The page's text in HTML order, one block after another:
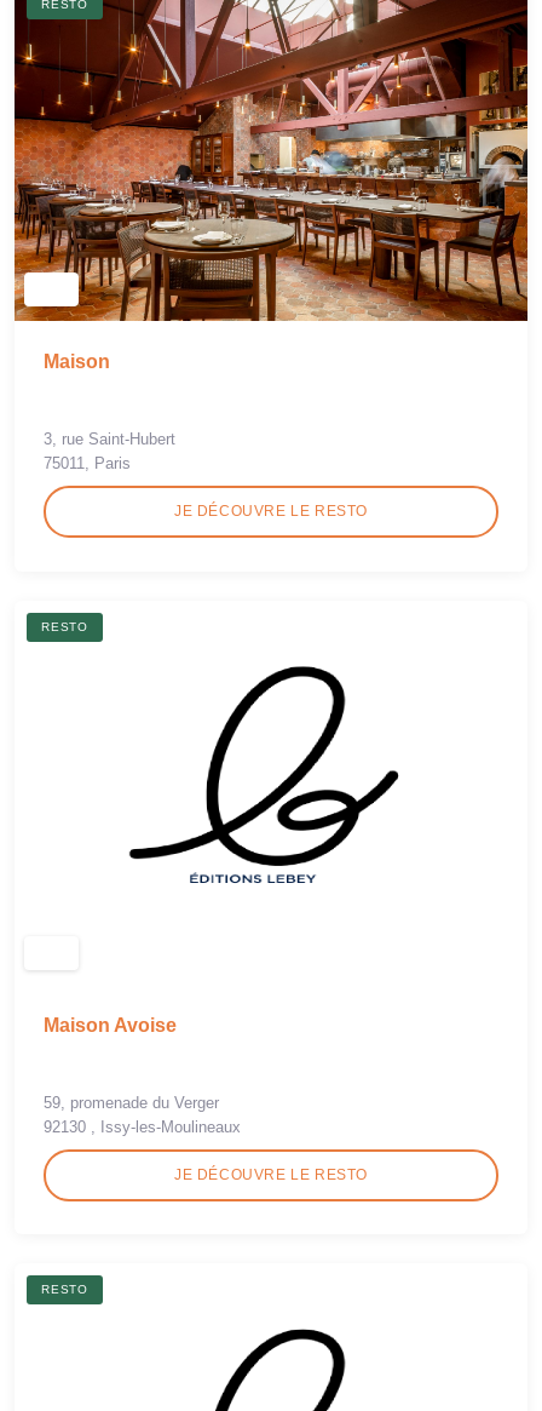
RESTO
Maison
3, rue Saint-Hubert
75011, Paris
JE DÉCOUVRE LE RESTO
RESTO
Maison Avoise
59, promenade du Verger
92130 , Issy-les-Moulineaux
JE DÉCOUVRE LE RESTO
RESTO